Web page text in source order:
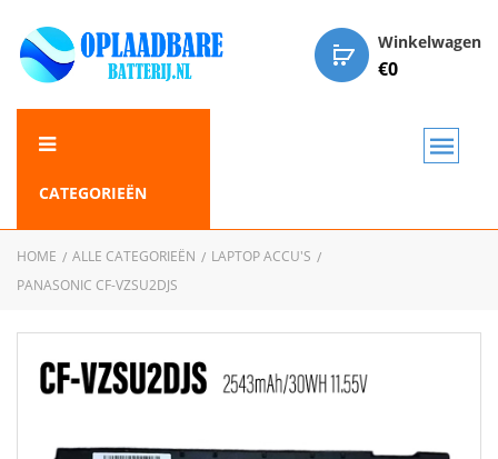
Winkelwagen
€0
CATEGORIEËN
HOME ALLE CATEGORIEËN
LAPTOP ACCU'S
PANASONIC CF-VZSU2DJS